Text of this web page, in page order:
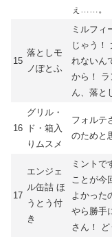
ぇ……。
15
落としモ
ノぽとふ
ミルフィ
じゃう！
れないん
から！
ん、落と
16
グリル・
ド・箱入
りムスメ
フォルテ
のためと
17
エンジェ
ル缶詰 ほ
うとう付
き
ミントで
ことが今
よかった
やら勝手
さん！